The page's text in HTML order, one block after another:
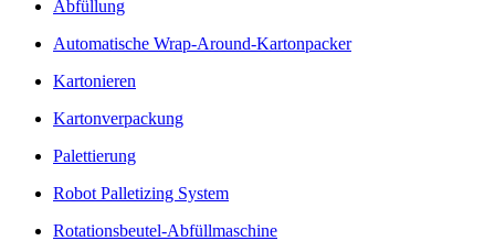
Abfüllung
Automatische Wrap-Around-Kartonpacker
Kartonieren
Kartonverpackung
Palettierung
Robot Palletizing System
Rotationsbeutel-Abfüllmaschine